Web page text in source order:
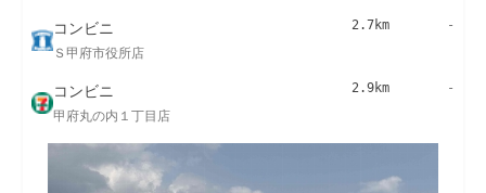
コンビニ
Ｓ甲府市役所店
2.7km -
コンビニ
甲府丸の内１丁目店
2.9km -